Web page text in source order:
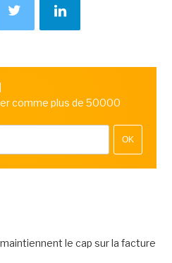
comme plus de 50000
OK
le cap sur la facture